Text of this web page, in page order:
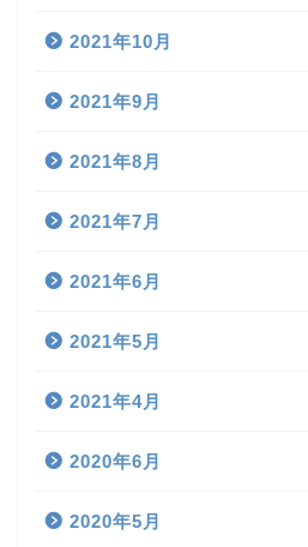
2021年10月
2021年9月
2021年8月
2021年7月
2021年6月
2021年5月
2021年4月
2020年6月
2020年5月